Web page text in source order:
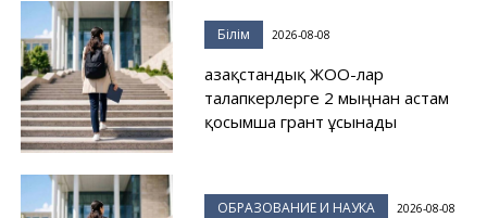
Білім 2026-08-08
Қазақстандық ЖОО-лар
талапкерлерге 2 мыңнан астам
қосымша грант ұсынады
ОБРАЗОВАНИЕ И НАУКА 2026-08-08